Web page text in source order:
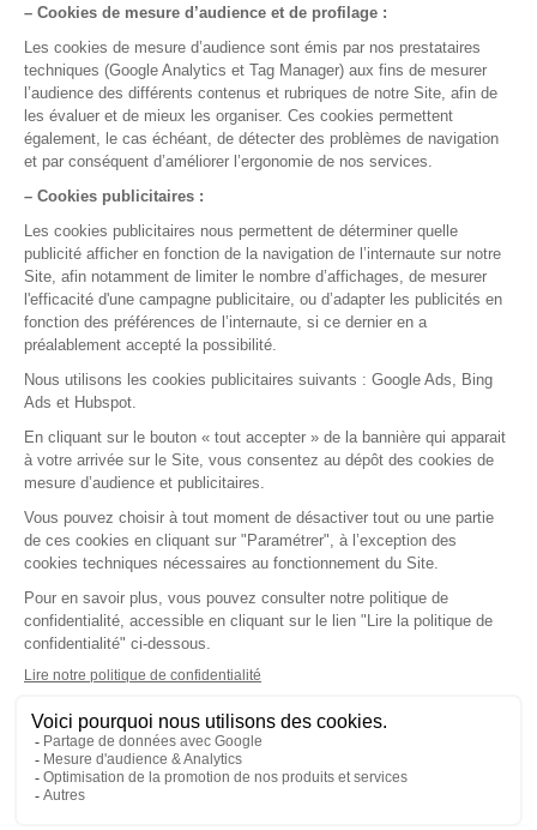
La gestion médicale,
version smart !
Pour qui
Médecin généraliste
Médecin spécialiste
Paramédicaux
Fournisseurs
Nos solutions
Fonctionnalités
Application mobile
Ségur du numérique
Notre société
Nos agréments
Nos partenaires
Guides pratiques
Contact